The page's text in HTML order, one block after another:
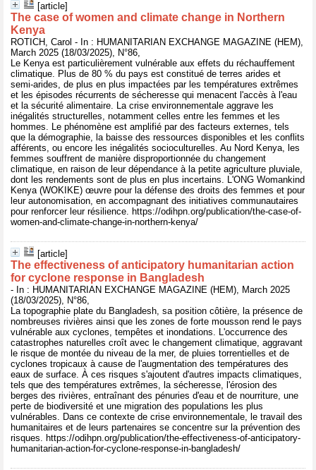
[article]
The case of women and climate change in Northern
Kenya
ROTICH, Carol - In : HUMANITARIAN EXCHANGE MAGAZINE (HEM),
March 2025 (18/03/2025), N°86,
Le Kenya est particulièrement vulnérable aux effets du réchauffement
climatique. Plus de 80 % du pays est constitué de terres arides et
semi-arides, de plus en plus impactées par les températures extrêmes
et les épisodes récurrents de sécheresse qui menacent l'accès à l'eau
et la sécurité alimentaire. La crise environnementale aggrave les
inégalités structurelles, notamment celles entre les femmes et les
hommes. Le phénomène est amplifié par des facteurs externes, tels
que la démographie, la baisse des ressources disponibles et les conflits
afférents, ou encore les inégalités socioculturelles. Au Nord Kenya, les
femmes souffrent de manière disproportionnée du changement
climatique, en raison de leur dépendance à la petite agriculture pluviale,
dont les rendements sont de plus en plus incertains. L'ONG Womankind
Kenya (WOKIKE) œuvre pour la défense des droits des femmes et pour
leur autonomisation, en accompagnant des initiatives communautaires
pour renforcer leur résilience. https://odihpn.org/publication/the-case-of-
women-and-climate-change-in-northern-kenya/
[article]
The effectiveness of anticipatory humanitarian action
for cyclone response in Bangladesh
- In : HUMANITARIAN EXCHANGE MAGAZINE (HEM), March 2025
(18/03/2025), N°86,
La topographie plate du Bangladesh, sa position côtière, la présence de
nombreuses rivières ainsi que les zones de forte mousson rend le pays
vulnérable aux cyclones, tempêtes et inondations. L'occurrence des
catastrophes naturelles croît avec le changement climatique, aggravant
le risque de montée du niveau de la mer, de pluies torrentielles et de
cyclones tropicaux à cause de l'augmentation des températures des
eaux de surface. À ces risques s'ajoutent d'autres impacts climatiques,
tels que des températures extrêmes, la sécheresse, l'érosion des
berges des rivières, entraînant des pénuries d'eau et de nourriture, une
perte de biodiversité et une migration des populations les plus
vulnérables. Dans ce contexte de crise environnementale, le travail des
humanitaires et de leurs partenaires se concentre sur la prévention des
risques. https://odihpn.org/publication/the-effectiveness-of-anticipatory-
humanitarian-action-for-cyclone-response-in-bangladesh/